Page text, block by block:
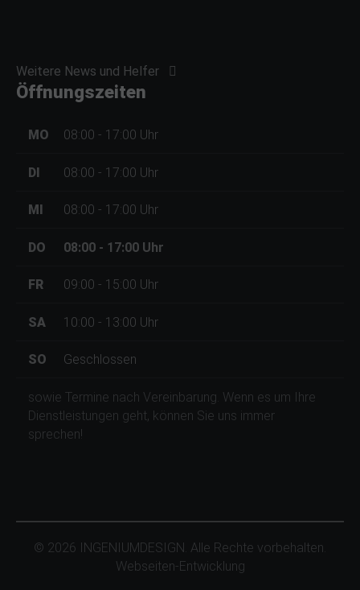
Weitere News und Helfer
Öffnungszeiten
MO 08:00 - 17:00 Uhr
DI 08:00 - 17:00 Uhr
MI 08:00 - 17:00 Uhr
DO 08:00 - 17:00 Uhr
FR 09:00 - 15:00 Uhr
SA 10:00 - 13:00 Uhr
SO Geschlossen
sowie Termine nach Vereinbarung. Wenn es um Ihre
Dienstleistungen geht, können Sie uns immer
sprechen!
© 2026 INGENIUMDESIGN. Alle Rechte vorbehalten.
Webseiten-Entwicklung